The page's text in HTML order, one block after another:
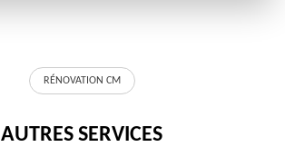
RÉNOVATION CM
AUTRES SERVICES